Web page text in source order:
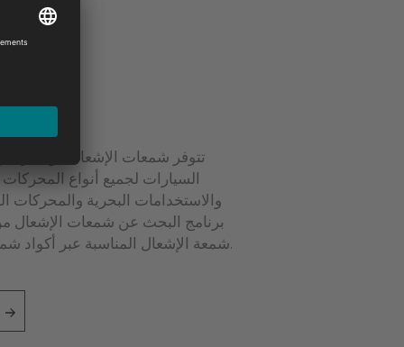
تتوفر شمعات الإشعال من شركة
السيارات لجميع أنواع المحركات
والاستخدامات البحرية والمحركات
برنامج البحث عن شمعات الإشعال
شمعة الإشعال المناسبة عبر أكواد شمعات الإشعال من شركة إن جي كيه.